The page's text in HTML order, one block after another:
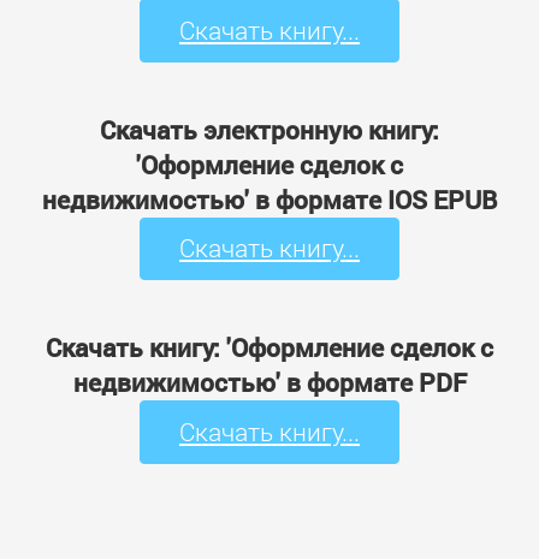
Скачать книгу...
Скачать электронную книгу:
'Оформление сделок с
недвижимостью' в формате IOS EPUB
Скачать книгу...
Скачать книгу: 'Оформление сделок с
недвижимостью' в формате PDF
Скачать книгу...